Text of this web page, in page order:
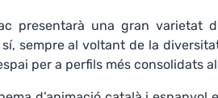
presentarà una gran varietat
sempre al voltant de la
per a perfils més consolidats